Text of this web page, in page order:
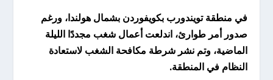
في منطقة تويندورب بكويفوردن بشمال هولندا، ورغم
صدور أمر طوارئ، اندلعت أعمال شغب مجددًا الليلة
الماضية، وتم نشر شرطة مكافحة الشغب لاستعادة
النظام في المنطقة.